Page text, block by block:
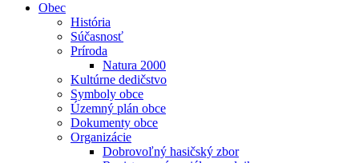
Obec
História
Súčasnosť
Príroda
Natura 2000
Kultúrne dedičstvo
Symboly obce
Územný plán obce
Dokumenty obce
Organizácie
Dobrovoľný hasičský zbor